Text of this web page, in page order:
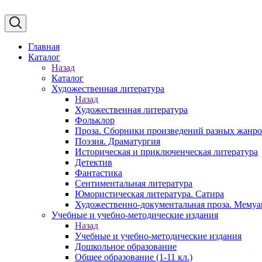
Главная
Каталог
Назад
Каталог
Художественная литература
Назад
Художественная литература
Фольклор
Проза. Сборники произведений разных
Поэзия. Драматургия
Историческая и приключенческая литература
Детектив
Фантастика
Сентиментальная литература
Юмористическая литература. Сатира
Художественно-документальная проза.
Учебные и учебно-методические издания
Назад
Учебные и учебно-методические издания
Дошкольное образование
Общее образование (1-11 кл.)